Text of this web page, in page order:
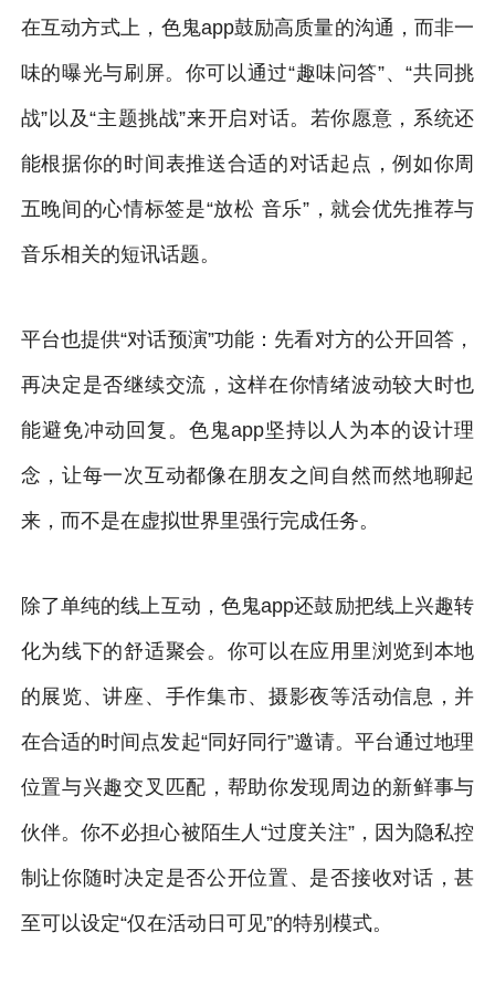
在互动方式上，色鬼app鼓励高质量的沟通，而非一
味的曝光与刷屏。你可以通过“趣味问答”、“共同挑
战”以及“主题挑战”来开启对话。若你愿意，系统还
能根据你的时间表推送合适的对话起点，例如你周
五晚间的心情标签是“放松 音乐”，就会优先推荐与
音乐相关的短讯话题。
平台也提供“对话预演”功能：先看对方的公开回答，
再决定是否继续交流，这样在你情绪波动较大时也
能避免冲动回复。色鬼app坚持以人为本的设计理
念，让每一次互动都像在朋友之间自然而然地聊起
来，而不是在虚拟世界里强行完成任务。
除了单纯的线上互动，色鬼app还鼓励把线上兴趣转
化为线下的舒适聚会。你可以在应用里浏览到本地
的展览、讲座、手作集市、摄影夜等活动信息，并
在合适的时间点发起“同好同行”邀请。平台通过地理
位置与兴趣交叉匹配，帮助你发现周边的新鲜事与
伙伴。你不必担心被陌生人“过度关注”，因为隐私控
制让你随时决定是否公开位置、是否接收对话，甚
至可以设定“仅在活动日可见”的特别模式。